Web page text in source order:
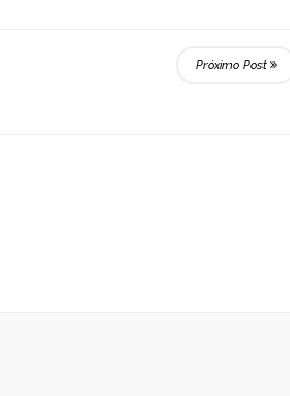
Próximo Post